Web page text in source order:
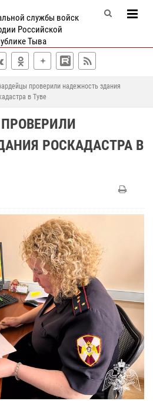
службы войск
Российской
Тыва
проверили надежность здания
в Туве
РОСКАДАСТРА В